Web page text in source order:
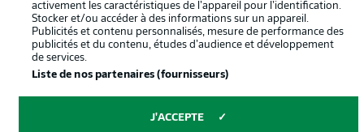
Choisissez votre langue
Français
Affichage
activement les caractéristiques de l’appareil pour l’identification.
Stocker et/ou accéder à des informations sur un appareil.
Publicités et contenu personnalisés, mesure de performance des
publicités et du contenu, études d’audience et développement
de services.
Liste de nos partenaires (fournisseurs)
J'ACCEPTE